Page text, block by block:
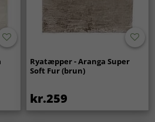
Ryatæpper - Aranga Super
Soft Fur (brun)
kr.259